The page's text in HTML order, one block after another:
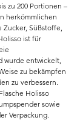
zu 200 Portionen –
herkömmlichen
Süßstoffe,
ist für
wurde entwickelt,
zu bekämpfen
zu verbessern.
Holisso
sowie
Verpackung.